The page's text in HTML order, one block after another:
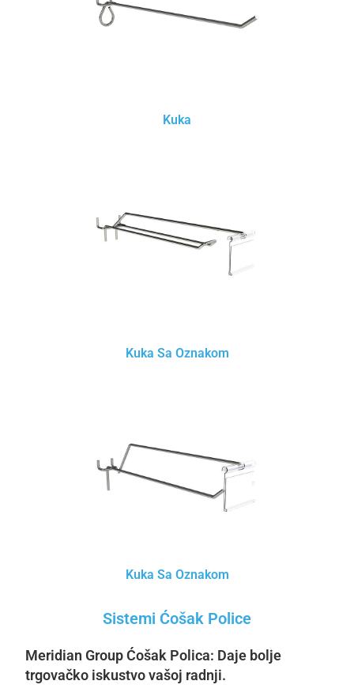
Kuka
Kuka Sa Oznakom
Kuka Sa Oznakom
Sistemi Ćošak Police
Meridian Group Ćošak Polica: Daje bolje
trgovačko iskustvo vašoj radnji.